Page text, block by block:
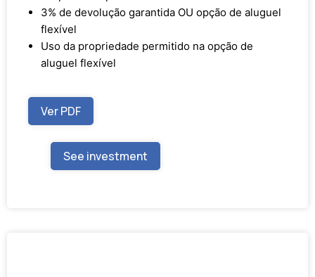
3% de devolução garantida OU opção de aluguel
flexível
Uso da propriedade permitido na opção de
aluguel flexível
Ver PDF
See investment